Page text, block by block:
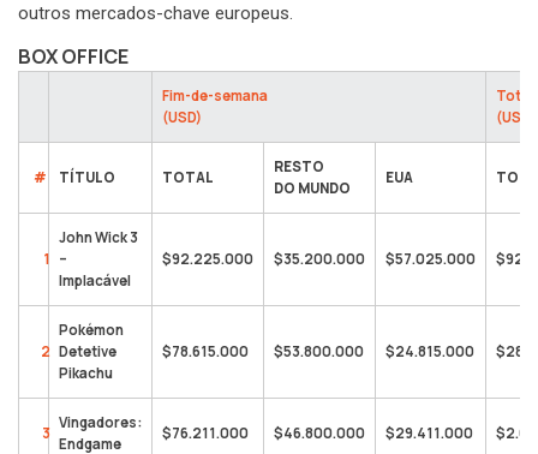
outros mercados-chave europeus.
BOX OFFICE
Fim-de-semana
(USD)
Total
(USD)
# TÍTULO TOTAL
RESTO
DO MUNDO
EUA
1
John Wick 3
–
Implacável
$92.225.000 $35.200.000 $57.025.000
2
Pokémon
Detetive
Pikachu
$78.615.000 $53.800.000 $24.815.000
3
Vingadores:
Endgame
$76.211.000 $46.800.000 $29.411.000